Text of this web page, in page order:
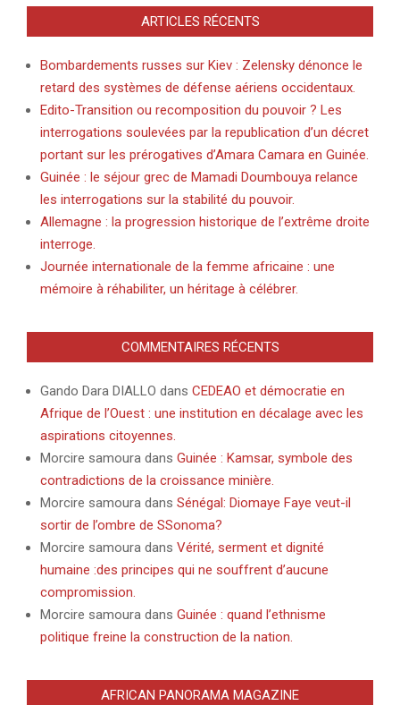
ARTICLES RÉCENTS
Bombardements russes sur Kiev : Zelensky dénonce le
retard des systèmes de défense aériens occidentaux.
Edito-Transition ou recomposition du pouvoir ? Les
interrogations soulevées par la republication d’un décret
portant sur les prérogatives d’Amara Camara en Guinée.
Guinée : le séjour grec de Mamadi Doumbouya relance
les interrogations sur la stabilité du pouvoir.
Allemagne : la progression historique de l’extrême droite
interroge.
Journée internationale de la femme africaine : une
mémoire à réhabiliter, un héritage à célébrer.
COMMENTAIRES RÉCENTS
Gando Dara DIALLO dans CEDEAO et démocratie en
Afrique de l’Ouest : une institution en décalage avec les
aspirations citoyennes.
Morcire samoura dans Guinée : Kamsar, symbole des
contradictions de la croissance minière.
Morcire samoura dans Sénégal: Diomaye Faye veut-il
sortir de l’ombre de SSonoma?
Morcire samoura dans Vérité, serment et dignité
humaine :des principes qui ne souffrent d’aucune
compromission.
Morcire samoura dans Guinée : quand l’ethnisme
politique freine la construction de la nation.
AFRICAN PANORAMA MAGAZINE